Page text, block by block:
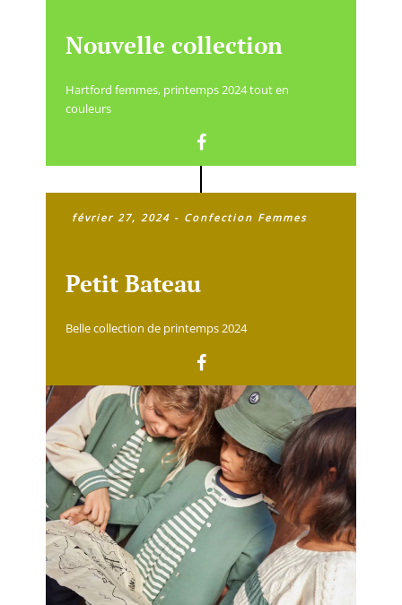
Nouvelle collection
Hartford femmes, printemps 2024 tout en
couleurs
février 27, 2024- Confection Femmes
Petit Bateau
Belle collection de printemps 2024